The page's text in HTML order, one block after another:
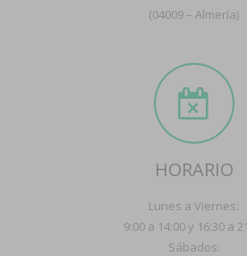
(04009 – Almería)
HORARIO
Lunes a Viernes:
9:00 a 14:00 y 16:30 a
Sábados: